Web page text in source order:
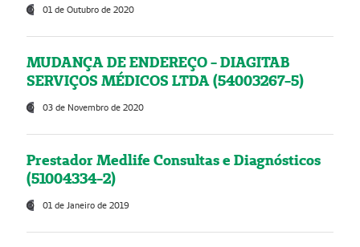
01 de Outubro de 2020
MUDANÇA DE ENDEREÇO - DIAGITAB
SERVIÇOS MÉDICOS LTDA (54003267-5)
03 de Novembro de 2020
Prestador Medlife Consultas e Diagnósticos
(51004334-2)
01 de Janeiro de 2019